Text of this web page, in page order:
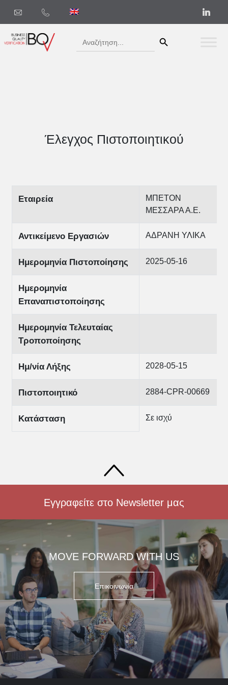
Search
for:
Έλεγχος Πιστοποιητικού
Εταιρεία
ΜΠΕΤΟΝ
ΜΕΣΣΑΡΑ Α.Ε.
Αντικείμενο Εργασιών ΑΔΡΑΝΗ ΥΛΙΚΑ
Ημερομηνία Πιστοποίησης 2025-05-16
Ημερομηνία
Επαναπιστοποίησης
Ημερομηνία Τελευταίας
Τροποποίησης
Ημ/νία Λήξης 2028-05-15
Πιστοποιητικό 2884-CPR-00669
Κατάσταση Σε ισχύ
Εγγραφείτε στο Newsletter μας
MOVE FORWARD WITH US
Επικοινωνία